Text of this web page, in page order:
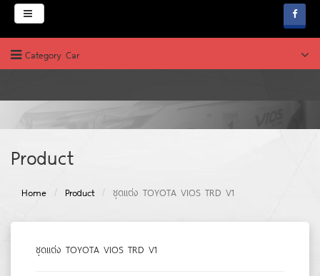
Menu
HOME
JOB & CAREERS
Category Car
Product
Home Product ชุดแต่ง TOYOTA VIOS TRD V1
ชุดแต่ง TOYOTA VIOS TRD V1